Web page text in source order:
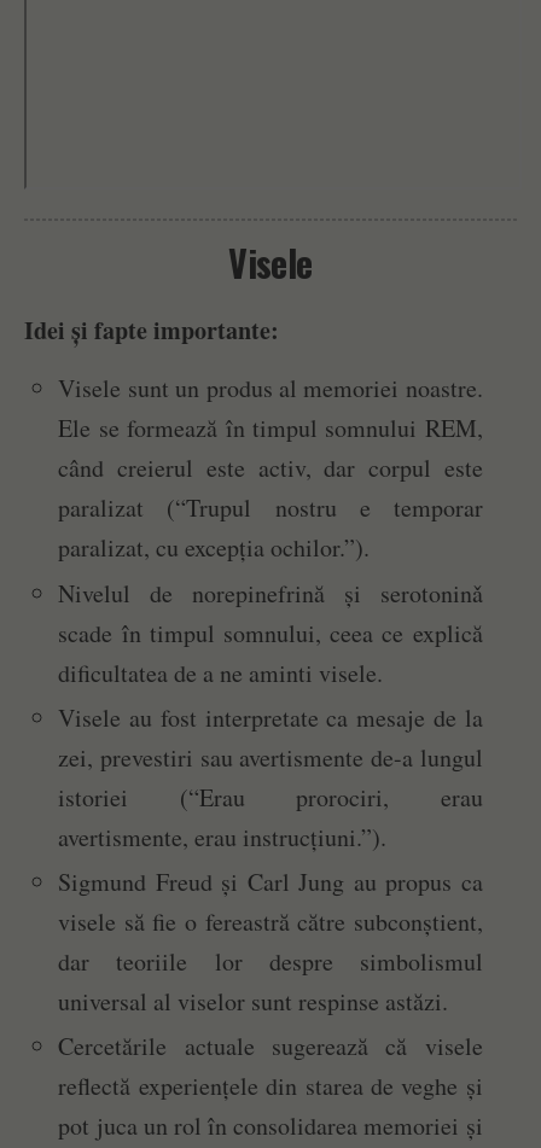
Visele
Idei și fapte importante:
Visele sunt un produs al memoriei noastre.
Ele se formează în timpul somnului REM,
când creierul este activ, dar corpul este
paralizat (“Trupul nostru e temporar
paralizat, cu excepția ochilor.”).
Nivelul de norepinefrină și serotoninǎ
scade în timpul somnului, ceea ce explică
dificultatea de a ne aminti visele.
Visele au fost interpretate ca mesaje de la
zei, prevestiri sau avertismente de-a lungul
istoriei (“Erau prorociri, erau
avertismente, erau instrucțiuni.”).
Sigmund Freud și Carl Jung au propus ca
visele să fie o fereastră către subconștient,
dar teoriile lor despre simbolismul
universal al viselor sunt respinse astăzi.
Cercetările actuale sugerează că visele
reflectă experiențele din starea de veghe și
pot juca un rol în consolidarea memoriei și